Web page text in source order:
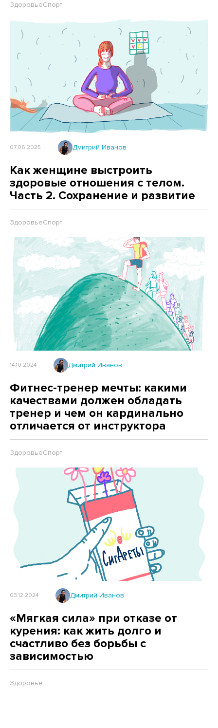
ЗдоровьеСпорт
07.06.2025 Дмитрий Иванов
Как женщине выстроить
здоровые отношения с телом.
Часть 2. Сохранение и развитие
ЗдоровьеСпорт
14.10.2024 Дмитрий Иванов
Фитнес-тренер мечты: какими
качествами должен обладать
тренер и чем он кардинально
отличается от инструктора
ЗдоровьеСпорт
03.12.2024 Дмитрий Иванов
«Мягкая сила» при отказе от
курения: как жить долго и
счастливо без борьбы с
зависимостью
Здоровье